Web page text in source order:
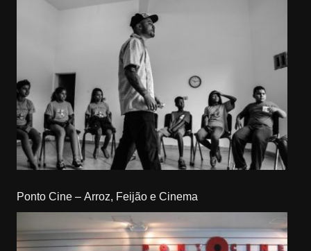
Ponto Cine – Arroz, Feijão e Cinema